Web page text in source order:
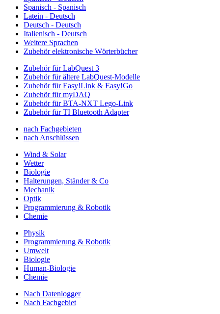
Spanisch - Spanisch
Latein - Deutsch
Deutsch - Deutsch
Italienisch - Deutsch
Weitere Sprachen
Zubehör elektronische Wörterbücher
Zubehör für LabQuest 3
Zubehör für ältere LabQuest-Modelle
Zubehör für Easy!Link & Easy!Go
Zubehör für myDAQ
Zubehör für BTA-NXT Lego-Link
Zubehör für TI Bluetooth Adapter
nach Fachgebieten
nach Anschlüssen
Wind & Solar
Wetter
Biologie
Halterungen, Ständer & Co
Mechanik
Optik
Programmierung & Robotik
Chemie
Physik
Programmierung & Robotik
Umwelt
Biologie
Human-Biologie
Chemie
Nach Datenlogger
Nach Fachgebiet